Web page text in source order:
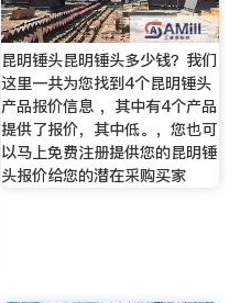
昆明锤头昆明锤头多少钱？我们
这里一共为您找到4个昆明锤头
产品报价信息 ，其中有4个产品
提供了报价，其中低。，您也可
以马上免费注册提供您的昆明锤
头报价给您的潜在采购买家